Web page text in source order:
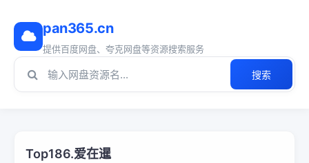
pan365.cn
提供百度网盘、夸克网盘等资源搜索服务
搜索
Top186.爱在暹